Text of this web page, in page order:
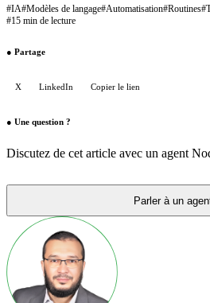
#IA#Modèles de langage#Automatisation#Routines#
#15 min de lecture
● Partage
X LinkedIn Copier le lien
● Une question ?
Discutez de cet article avec un agent
Parler à un